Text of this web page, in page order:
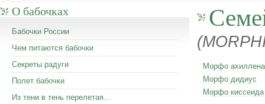
О бабочках
Бабочки России
Чем питаются бабочки
Секреты радуги
Полет бабочки
Из тени в тень перелетая...
Морфо ахиллена
Морфо дидиус
Морфо киссеида